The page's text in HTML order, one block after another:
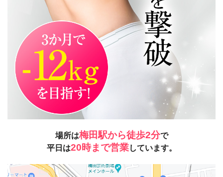
場所は梅田駅から徒歩2分で
平日は20時まで営業しています。